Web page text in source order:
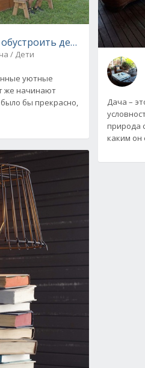
деревянный
/ Дети
уютные
же начинают
бы прекрасно,
Дача –
природа
каким он